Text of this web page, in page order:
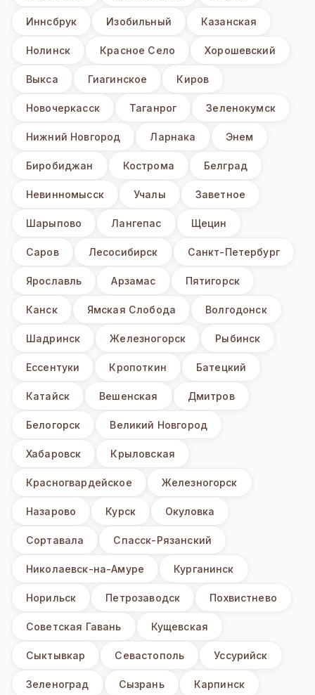
Иннсбрук Изобильный Казанская
Нолинск Красное Село Хорошевский
Выкса Гиагинское Киров
Новочеркасск Таганрог Зеленокумск
Нижний Новгород Ларнака Энем
Биробиджан Кострома Белград
Невинномысск Учалы Заветное
Шарыпово Лангепас Щецин
Саров Лесосибирск Санкт-Петербург
Ярославль Арзамас Пятигорск
Канск Ямская Слобода Волгодонск
Шадринск Железногорск Рыбинск
Ессентуки Кропоткин Батецкий
Катайск Вешенская Дмитров
Белогорск Великий Новгород
Хабаровск Крыловская
Красногвардейское Железногорск
Назарово Курск Окуловка
Сортавала Спасск-Рязанский
Николаевск-на-Амуре Курганинск
Норильск Петрозаводск Похвистнево
Советская Гавань Кущевская
Сыктывкар Севастополь Уссурийск
Зеленоград Сызрань Карпинск